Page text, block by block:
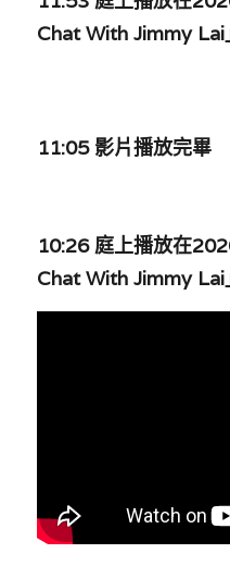
Chat With Jimmy Lai
11:05 影片播放完畢
10:26 庭上播放在
Chat With Jimmy Lai